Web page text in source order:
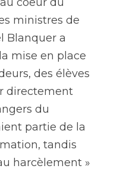
ministres de
Blanquer a
mise en place
des élèves
directement
du
partie de la
tandis
harcèlement »